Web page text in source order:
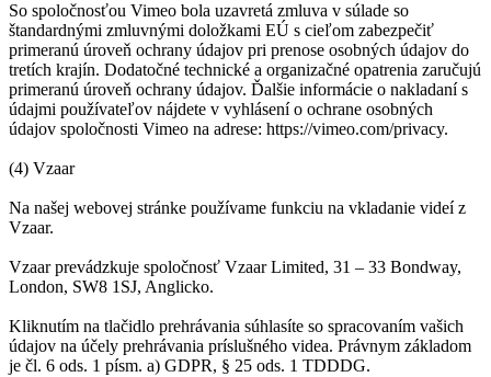
So spoločnosťou Vimeo bola uzavretá zmluva v súlade so
štandardnými zmluvnými doložkami EÚ s cieľom zabezpečiť
primeranú úroveň ochrany údajov pri prenose osobných údajov do
tretích krajín. Dodatočné technické a organizačné opatrenia zaručujú
primeranú úroveň ochrany údajov. Ďalšie informácie o nakladaní s
údajmi používateľov nájdete v vyhlásení o ochrane osobných
údajov spoločnosti Vimeo na adrese: https://vimeo.com/privacy.
(4) Vzaar
Na našej webovej stránke používame funkciu na vkladanie videí z
Vzaar.
Vzaar prevádzkuje spoločnosť Vzaar Limited, 31 – 33 Bondway,
London, SW8 1SJ, Anglicko.
Kliknutím na tlačidlo prehrávania súhlasíte so spracovaním vašich
údajov na účely prehrávania príslušného videa. Právnym základom
je čl. 6 ods. 1 písm. a) GDPR, § 25 ods. 1 TDDDG.